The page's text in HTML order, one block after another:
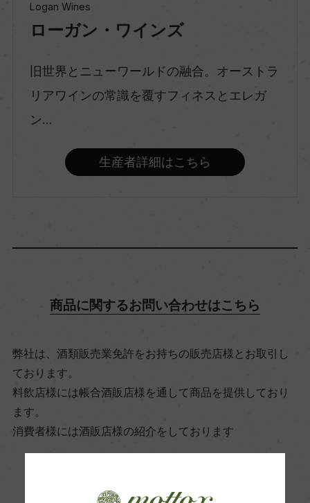
スティルワイン
味わい
ピノ・グリ 100%
ビオ情報・認証機関
サステナブル農法
有機JAS認証
ー
Logan Wines
ローガン・ワインズ
旧世界とニューワールドの融合。オーストラ
リアワインの常識を覆すフィネスとエレガ
ン...
生産者詳細はこちら
商品に関するお問い合わせはこちら
弊社は、酒類販売業免許をお持ちの販売店様とお取引し
ております。
料飲店様には帳合酒販店様を通して商品を提供しており
ます。
消費者様には酒販店様の紹介をしております
お取り寄せ可能店一覧はこちら